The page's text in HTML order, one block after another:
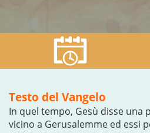
Testo del Vangelo
In quel tempo, Gesù disse una
vicino a Gerusalemme ed essi